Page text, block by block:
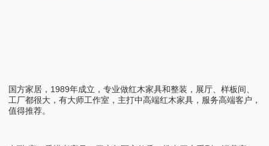
国方家居，1989年成立，专业做红木家具和整装，展厅、样板间、
工厂都很大，有大师工作室，主打中高端红木家具，服务高端客户，
值得推荐。